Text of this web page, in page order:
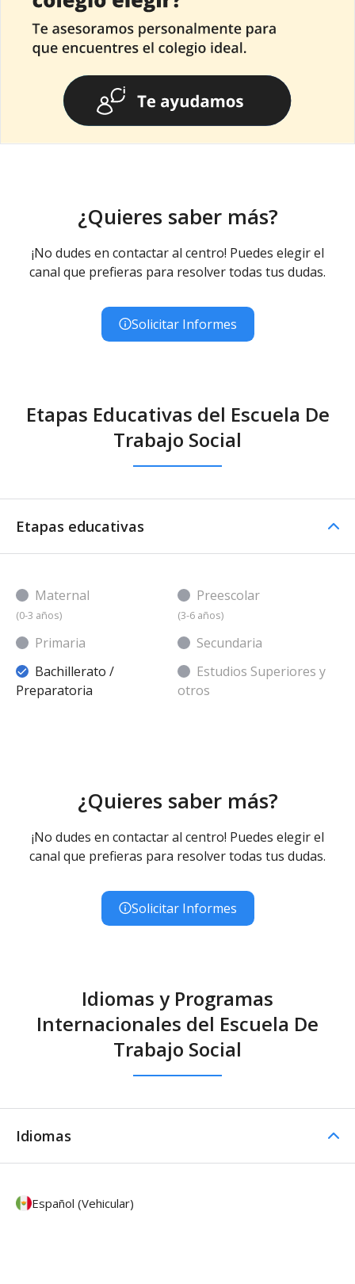
¿Quieres saber más?
¡No dudes en contactar al centro! Puedes elegir el
canal que prefieras para resolver todas tus dudas.
Solicitar Informes
Etapas Educativas del Escuela De
Trabajo Social
Etapas educativas
Maternal
(0-3 años)
Preescolar
(3-6 años)
Primaria
Secundaria
Bachillerato /
Preparatoria
Estudios Superiores y
otros
¿Quieres saber más?
¡No dudes en contactar al centro! Puedes elegir el
canal que prefieras para resolver todas tus dudas.
Solicitar Informes
Idiomas y Programas
Internacionales del Escuela De
Trabajo Social
Idiomas
Español (Vehicular)